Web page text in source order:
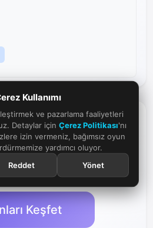
Kullanımı
ve pazarlama faaliyetleri
Detaylar için Çerez Politikası'nı
izin vermeniz, bağımsız oyun
yardımcı oluyor.
Reddet Yönet
Oyun Keşfet
dünyasına dalın,
keşfedin.
Keşfet